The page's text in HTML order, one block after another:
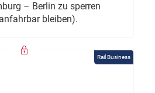
– Berlin zu sperren
bleiben).
Rail Business